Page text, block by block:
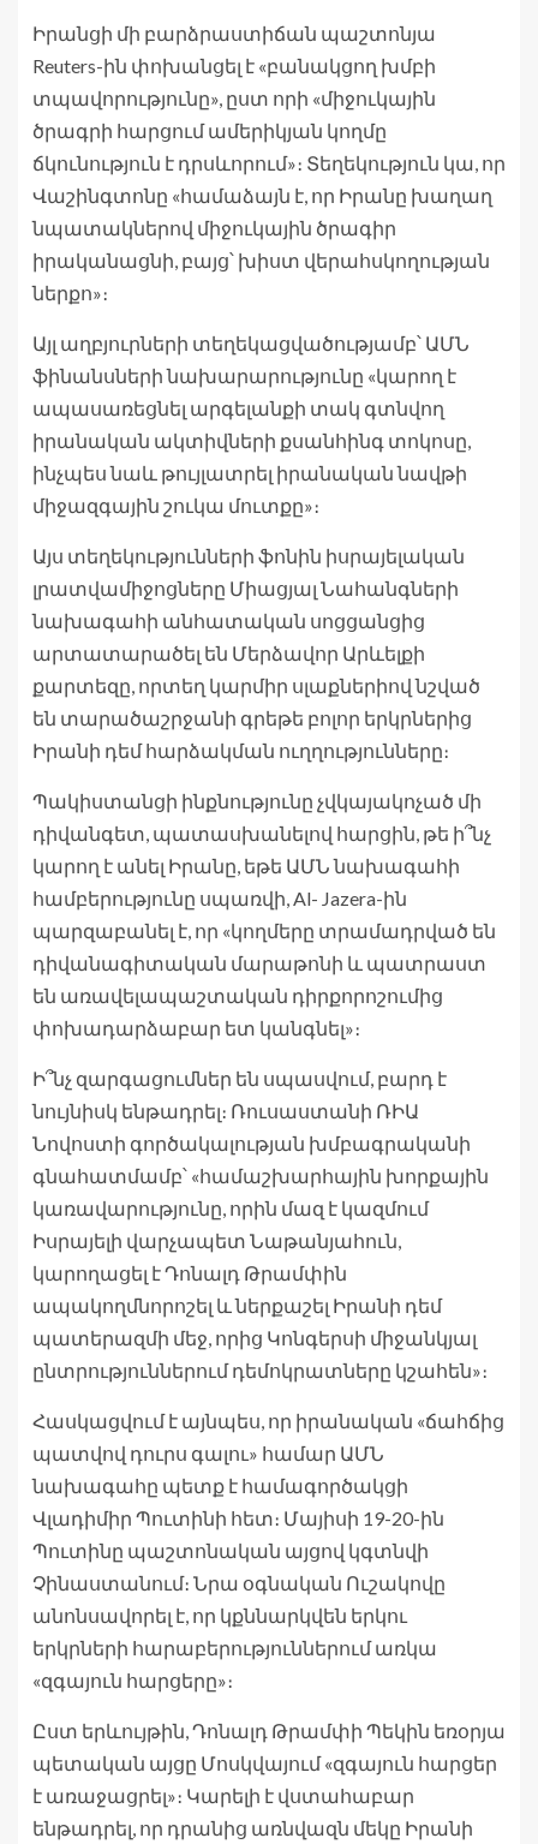
Իրանցի մի բարձրաստիճան պաշտոնյա
Reuters-ին փոխանցել է «բանակցող խմբի
տպավորությունը», ըստ որի «միջուկային
ծրագրի հարցում ամերիկյան կողմը
ճկունություն է դրսևորում»։ Տեղեկություն կա, որ
Վաշինգտոնը «համաձայն է, որ Իրանը խաղաղ
նպատակներով միջուկային ծրագիր
իրականացնի, բայց՝ խիստ վերահսկողության
ներքո»։
Այլ աղբյուրների տեղեկացվածությամբ՝ ԱՄՆ
ֆինանսների նախարարությունը «կարող է
ապասառեցնել արգելանքի տակ գտնվող
իրանական ակտիվների քսանհինգ տոկոսը,
ինչպես նաև թույլատրել իրանական նավթի
միջազգային շուկա մուտքը»։
Այս տեղեկությունների ֆոնին իսրայելական
լրատվամիջոցները Միացյալ Նահանգների
նախագահի անհատական սոցցանցից
արտատարածել են Մերձավոր Արևելքի
քարտեզը, որտեղ կարմիր սլաքներիով նշված
են տարածաշրջանի գրեթե բոլոր երկրներից
Իրանի դեմ հարձակման ուղղությունները։
Պակիստանցի ինքնությունը չվկայակոչած մի
դիվանգետ, պատասխանելով հարցին, թե ի՞նչ
կարող է անել Իրանը, եթե ԱՄՆ նախագահի
համբերությունը սպառվի, Al- Jazera-ին
պարզաբանել է, որ «կողմերը տրամադրված են
դիվանագիտական մարաթոնի և պատրաստ
են առավելապաշտական դիրքորոշումից
փոխադարձաբար ետ կանգնել»։
Ի՞նչ զարգացումներ են սպասվում, բարդ է
նույնիսկ ենթադրել։ Ռուսաստանի ՌԻԱ
Նովոստի գործակալության խմբագրականի
գնահատմամբ՝ «համաշխարհային խորքային
կառավարությունը, որին մազ է կազմում
Իսրայելի վարչապետ Նաթանյահուն,
կարողացել է Դոնալդ Թրամփին
ապակողմնորոշել և ներքաշել Իրանի դեմ
պատերազմի մեջ, որից Կոնգերսի միջանկյալ
ընտրություններում դեմոկրատները կշահեն»։
Հասկացվում է այնպես, որ իրանական «ճահճից
պատվով դուրս գալու» համար ԱՄՆ
նախագահը պետք է համագործակցի
Վլադիմիր Պուտինի հետ։ Մայիսի 19-20-ին
Պուտինը պաշտոնական այցով կգտնվի
Չինաստանում։ Նրա օգնական Ուշակովը
անոնսավորել է, որ կքննարկվեն երկու
երկրների հարաբերություններում առկա
«զգայուն հարցերը»։
Ըստ երևույթին, Դոնալդ Թրամփի Պեկին եռօրյա
պետական այցը Մոսկվայում «զգայուն հարցեր
է առաջացրել»։ Կարելի է վստահաբար
ենթադրել, որ դրանից առնվազն մեկը Իրանի